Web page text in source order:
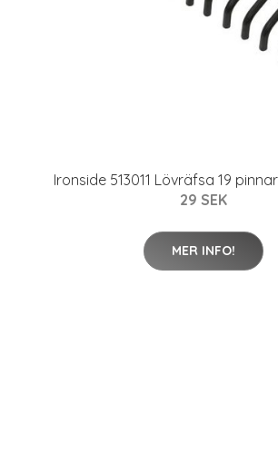
Ironside 513011 Lövräfsa 19
29 SEK
MER INFO!